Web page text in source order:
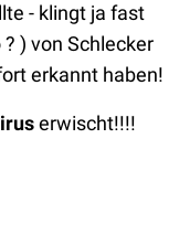
- klingt ja fast
) von Schlecker
erkannt haben!
erwischt!!!!